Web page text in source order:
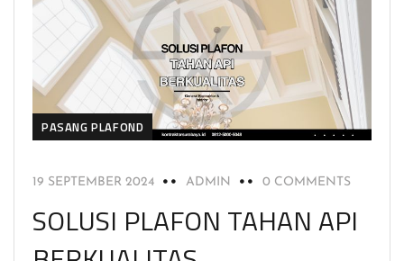
PASANG PLAFOND
19 SEPTEMBER 2024 ADMIN 0 COMMENTS
SOLUSI PLAFON TAHAN API